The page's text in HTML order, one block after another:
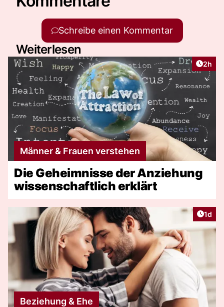
Schreibe einen Kommentar
Weiterlesen
2h
Männer & Frauen verstehen
Die Geheimnisse der Anziehung
wissenschaftlich erklärt
1d
Beziehung & Ehe